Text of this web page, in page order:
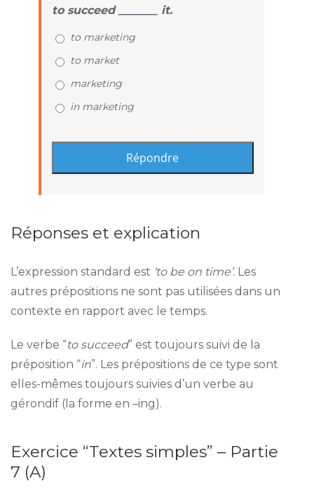
to succeed _______ it.
to marketing
to market
marketing
in marketing
Réponses et explication
L’expression standard est ‘to be on time’. Les
autres prépositions ne sont pas utilisées dans un
contexte en rapport avec le temps.
Le verbe “to succeed” est toujours suivi de la
préposition “in”. Les prépositions de ce type sont
elles-mêmes toujours suivies d’un verbe au
gérondif (la forme en –ing).
Exercice “Textes simples” – Partie
7 (A)